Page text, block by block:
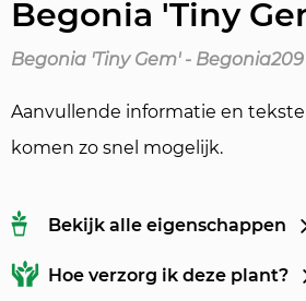
Begonia 'Tiny
Begonia 'Tiny Gem' - Begonia209
Aanvullende informatie en
komen zo snel mogelijk.
Bekijk alle eigenschappen
Hoe verzorg ik deze plant?